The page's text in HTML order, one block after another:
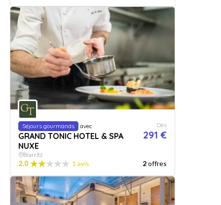
Séjours gourmands avec
GRAND TONIC HOTEL & SPA
NUXE
Dès
291 €
Biarritz
2.0 1 avis 2offres